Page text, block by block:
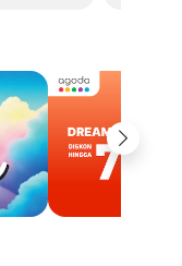
Next